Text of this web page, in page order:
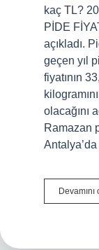
kaç TL?
PİDE
açıkladı.
geçen yıl
fiyatının
olacağını
Ramazan